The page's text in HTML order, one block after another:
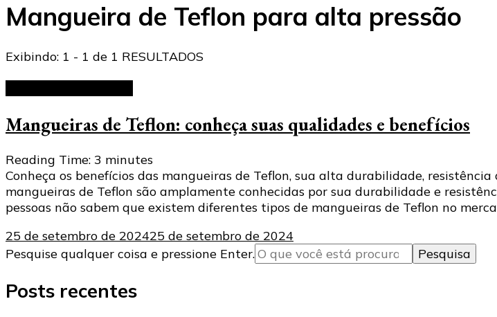
Mangueira de Teflon para alta pressão
Exibindo: 1 - 1 de 1 RESULTADOS
Mangueiras de Teflon: conheça suas qualidades e benefícios
Reading Time: 3 minutes
Conheça os benefícios das mangueiras de Teflon, sua alta durabilidade,
mangueiras de Teflon são amplamente conhecidas por sua durabilidade e
pessoas não sabem que existem diferentes tipos de mangueiras de Teflon no
25 de setembro de 202425 de setembro de 2024
Procurando
Pesquise qualquer coisa e pressione Enter.
Posts recentes